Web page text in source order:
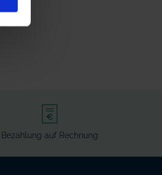
Bezahlung auf Rechnung